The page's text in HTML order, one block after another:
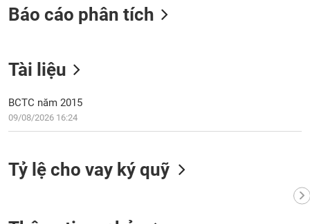
Báo cáo phân tích
Tài liệu
BCTC năm 2015
09/08/2026 16:24
Tỷ lệ cho vay ký quỹ
VỤ
TRUYỀN
TIỆN
ÍCH